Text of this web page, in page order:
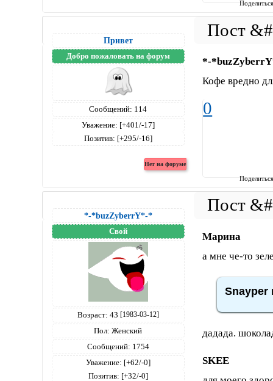
Привет
Добро пожаловать на форум
Сообщений: 114
Уважение: [+401/-17]
Позитив: [+295/-16]
*-
Кофе вредно
0
*-*buzZyberrY*-*
Свой
Возраст: 43 [1983-03-12]
Пол: Женский
Сообщений: 1754
Уважение: [+62/-0]
Позитив: [+32/-0]
Марина
а мне че-то
Snayper
дадада.
SKEE